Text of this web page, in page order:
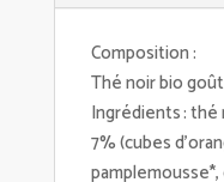
Composition :
Thé noir bio
Ingrédients : thé
7% (cubes